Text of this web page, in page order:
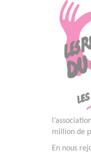
million de
En nous